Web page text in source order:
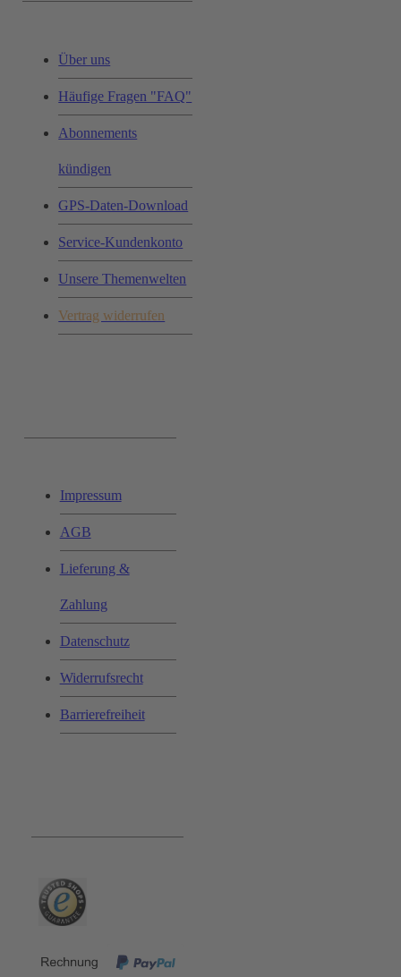
Über uns
Häufige Fragen "FAQ"
Abonnements
kündigen
GPS-Daten-Download
Service-Kundenkonto
Unsere Themenwelten
Vertrag widerrufen
Impressum
AGB
Lieferung &
Zahlung
Datenschutz
Widerrufsrecht
Barrierefreiheit